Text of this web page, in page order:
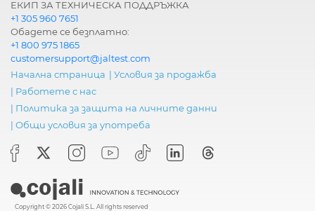
ЕКИП ЗА ТЕХНИЧЕСКА ПОДДРЪЖКА
+1 305 960 7651
Обадете се безплатно:
+1 800 975 1865
customersupport@jaltest.com
Начална страница | Условия за продажба
| Работете с нас
| Политика за защита на личните данни
| Общи условия за употреба
Copyright © 2026 Cojali S.L. All rights reserved